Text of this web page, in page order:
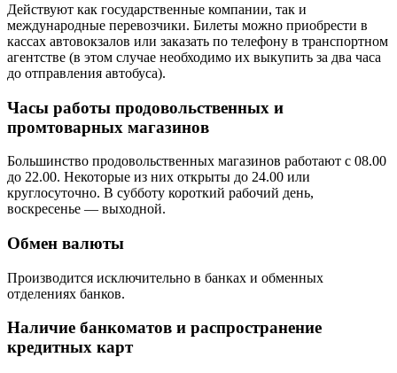
Действуют как государственные компании, так и
международные перевозчики. Билеты можно приобрести в
кассах автовокзалов или заказать по телефону в транспортном
агентстве (в этом случае необходимо их выкупить за два часа
до отправления автобуса).
Часы работы продовольственных и
промтоварных магазинов
Большинство продовольственных магазинов работают с 08.00
до 22.00. Некоторые из них открыты до 24.00 или
круглосуточно. В субботу короткий рабочий день,
воскресенье — выходной.
Обмен валюты
Производится исключительно в банках и обменных
отделениях банков.
Наличие банкоматов и распространение
кредитных карт